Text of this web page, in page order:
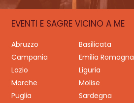
EVENTI E SAGRE VICINO A ME
Abruzzo Basilicata
Campania
Emilia Romagna
Lazio
Liguria
Marche
Molise
Puglia
Sardegna